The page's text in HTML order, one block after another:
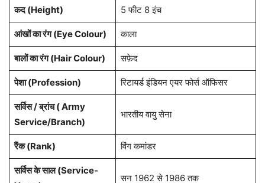
कद (Height) 5 फीट 8 इंच
आंखों का रंग (Eye Colour) काला
बालों का रंग (Hair Colour) सफ़ेद
पेशा (Profession) रिटायर्ड इंडियन एयर फोर्स ऑफिसर
सर्विस / ब्रांच ( Army
Service/Branch)
भारतीय वायु सेना
रैंक (Rank) विंग कमांडर
सर्विस के साल (Service-
सन 1962 से 1986 तक